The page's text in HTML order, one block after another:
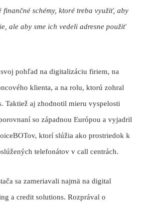
schémy, ktoré treba využiť, aby
ale aby sme ich vedeli adresne použiť
pohľad na digitalizáciu firiem, na
klienta, a na rolu, ktorú zohral
Taktiež aj zhodnotil mieru vyspelosti
so západnou Európou a vyjadril
ktorí slúžia ako prostriedok k
telefonátov v call centrách.
sa zameriavali najmä na digital
a credit solutions. Rozprával o